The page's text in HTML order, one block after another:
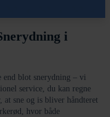
i
end blot snerydning – vi
service, du kan regne
sne og is bliver håndteret
hvor både